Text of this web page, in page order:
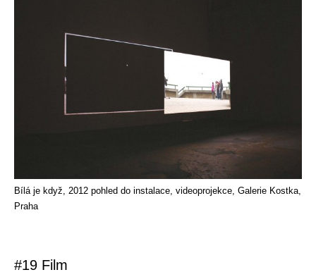
Bílá je když, 2012 pohled do instalace, videoprojekce, Galerie Kostka,
Praha
#19 Film